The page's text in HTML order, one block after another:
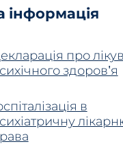
інформація
про
здоров'я
в